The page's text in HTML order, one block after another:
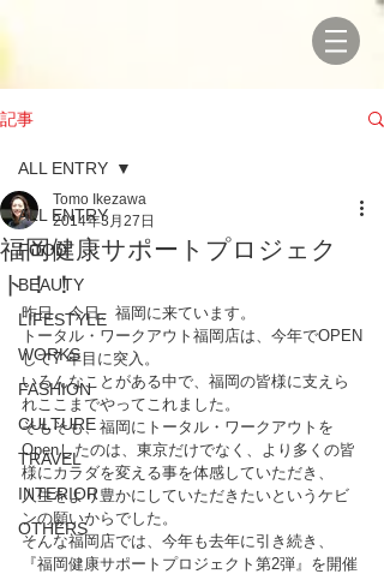
記事
ALL ENTRY
FOOD
BEAUTY
LIFESTYLE
WORKS
FASHION
CULTURE
TRAVEL
INTERIOR
OTHERS
ALL ENTRY
福岡健康サポートプロジェク
ト！！
Tomo Ikezawa
2014年3月27日
昨日、今日、福岡に来ています。
トータル・ワークアウト福岡店は、今年でOPEN
して7 年目に突入。
いろんなことがある中で、福岡の皆様に支えら
れここまでやってこれました。
そもそも、福岡にトータル・ワークアウトを
Openしたのは、東京だけでなく、より多くの皆
様にカラダを変える事を体感していただき、
人生をより豊かにしていただきたいというケビ
ンの願いからでした。
そんな福岡店では、今年も去年に引き続き、
『福岡健康サポートプロジェクト第2弾』を開催